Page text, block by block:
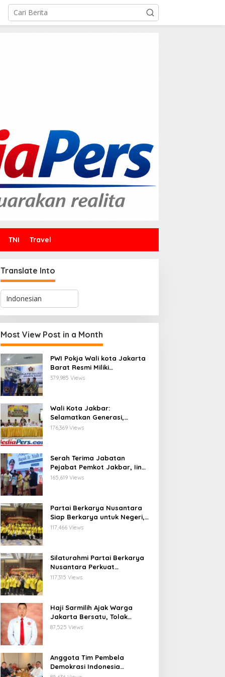
TNI Travel
Translate Into
Most View Post in a Month
PWI Pokja Wali kota Jakarta
Barat Resmi Miliki
Kepengurusan dan
Sarat Makna
379,985 Views
Wali Kota Jakbar:
Selamatkan Generasi,
Hentikan Bullying dan
176,369 Views
Serah Terima Jabatan
Pejabat Pemkot Jakbar, Iin
Mutmainnah: Mutasi Adalah
165,619 Views
Partai Berkarya Nusantara
Siap Berkarya untuk Negeri,
Kawal Program Prabowo dan
117,466 Views
Silaturahmi Partai Berkarya
Nusantara Perkuat
Konsolidasi Organisasi dan
117,315 Views
Haji Sarmilih Ajak Warga
Jakarta Bersatu, Tolak
Provokasi Pasca keributan di
87,525 Views
Anggota Tim Pembela
Demokrasi Indonesia